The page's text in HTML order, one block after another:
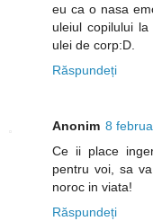
eu ca o nasa
uleiul copilului
ulei de corp:D.
Răspundeți
Anonim 8
Ce ii place
pentru voi, sa
noroc in viata!
Răspundeți